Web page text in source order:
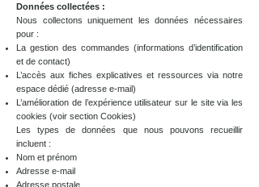
Données collectées :
Nous collectons uniquement les données nécessaires
pour :
La gestion des commandes (informations d’identification
et de contact)
L’accès aux fiches explicatives et ressources via notre
espace dédié (adresse e-mail)
L’amélioration de l’expérience utilisateur sur le site via les
cookies (voir section Cookies)
Les types de données que nous pouvons recueillir
incluent :
Nom et prénom
Adresse e-mail
Adresse postale